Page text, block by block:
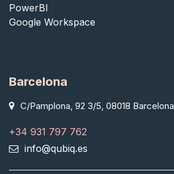
PowerBI
Google Workspace
Barcelona
C/Pamplona, 92 3/5, 08018 Barcelona
+34 931 797 762
info@qubiq.es